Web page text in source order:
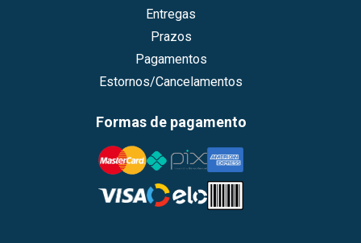
Entregas
Prazos
Pagamentos
Estornos/Cancelamentos
Formas de pagamento